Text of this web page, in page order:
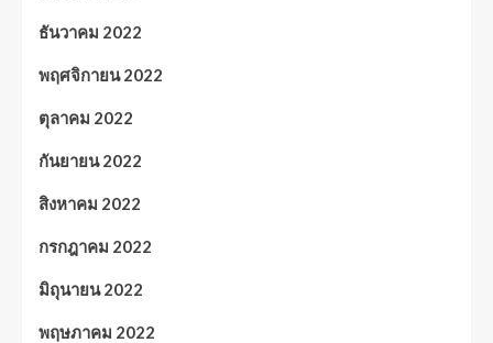
ธันวาคม 2022
พฤศจิกายน 2022
ตุลาคม 2022
กันยายน 2022
สิงหาคม 2022
กรกฎาคม 2022
มิถุนายน 2022
พฤษภาคม 2022